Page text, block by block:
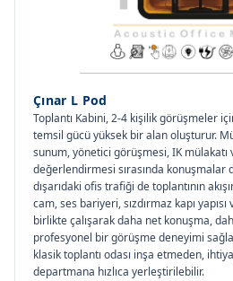
Çınar L Pod
Toplantı Kabini, 2-4 kişilik görüşmeler
temsil gücü yüksek bir alan oluşturur.
sunum, yönetici görüşmesi, IK mülakatı
değerlendirmesi sırasında konuşmalar
dışarıdaki ofis trafiği de toplantının
cam, ses bariyeri, sızdırmaz kapı
birlikte çalışarak daha net konuşma,
profesyonel bir görüşme deneyimi
klasik toplantı odası inşa etmeden,
departmana hızlıca yerleştirilebilir.